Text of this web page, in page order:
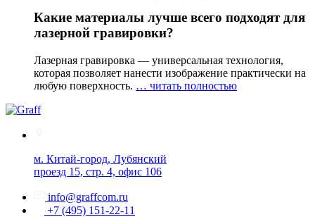
Какие материалы лучше всего подходят для
лазерной гравировки?
Лазерная гравировка — универсальная технология,
которая позволяет нанести изображение практически на
любую поверхность. … читать полностью
м. Китай-город, Лубянский
проезд 15, стр. 4, офис 106
info@graffcom.ru
+7 (495) 151-22-11